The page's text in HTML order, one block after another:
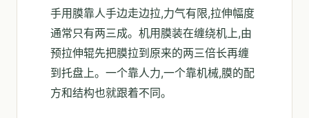
手用膜靠人手边走边拉,力气有限,拉伸幅度
通常只有两三成。机用膜装在缠绕机上,由
预拉伸辊先把膜拉到原来的两三倍长再缠
到托盘上。一个靠人力,一个靠机械,膜的配
方和结构也就跟着不同。